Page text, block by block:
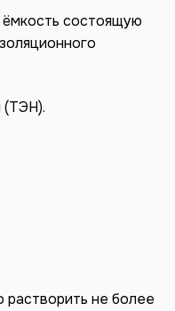
ёмкость состоящую
(ТЭН).
не более